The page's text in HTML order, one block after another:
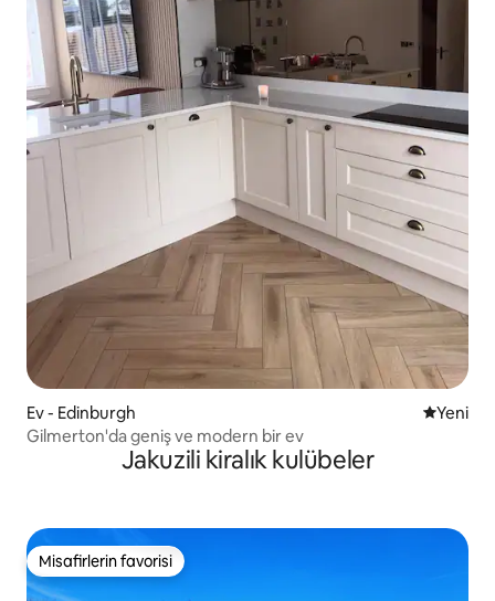
Ev - Edinburgh Yeni
Yeni
Gilmerton'da geniş ve modern bir ev
Jakuzili kiralık kulübeler
Misafirlerin favorisi
Misafirlerin favorisi